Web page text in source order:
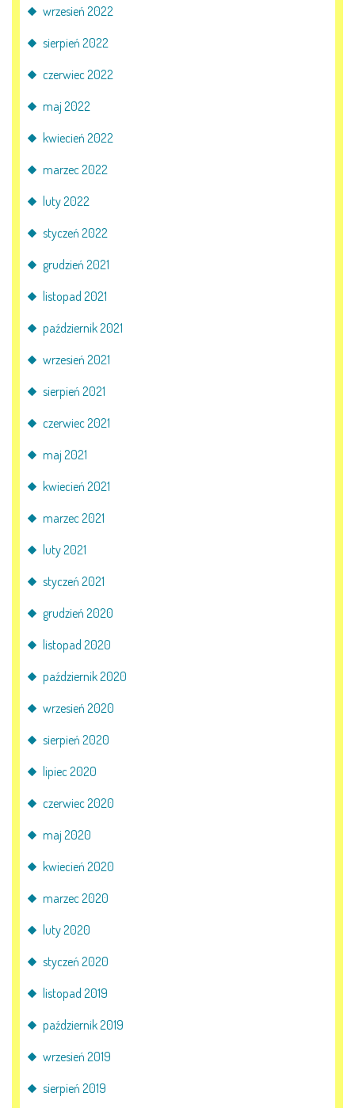
wrzesień 2022
sierpień 2022
czerwiec 2022
maj 2022
kwiecień 2022
marzec 2022
luty 2022
styczeń 2022
grudzień 2021
listopad 2021
październik 2021
wrzesień 2021
sierpień 2021
czerwiec 2021
maj 2021
kwiecień 2021
marzec 2021
luty 2021
styczeń 2021
grudzień 2020
listopad 2020
październik 2020
wrzesień 2020
sierpień 2020
lipiec 2020
czerwiec 2020
maj 2020
kwiecień 2020
marzec 2020
luty 2020
styczeń 2020
listopad 2019
październik 2019
wrzesień 2019
sierpień 2019